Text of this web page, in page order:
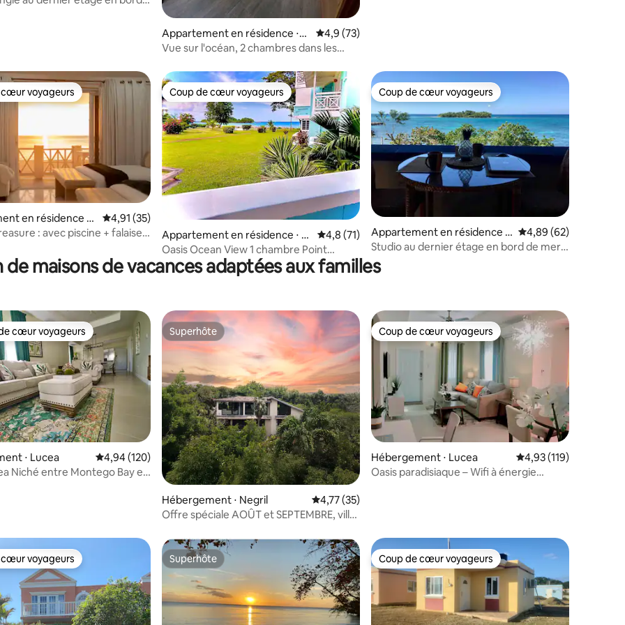
Appartement en résidence ⋅
West End
Évaluation moyenne sur la base de 73 commentaires : 4,9 sur 5
4,9 (73)
Vue sur l'océan, 2 chambres dans les
la base de 88 commentaires : 4,91 sur 5
cœur voyageurs
voyageurs
en résidence ⋅
Évaluation moyenne sur la base de 35 commentaires : 4,91 sur 5
4,91 (35)
: avec piscine + falaises
Coup de cœur voyageurs
Coup de cœur voyageurs
Appartement en résidence ⋅ N
egril
Évaluation moyenne sur la base de 71 commentaires : 4,8 sur 5
4,8 (71)
Oasis Ocean View 1 chambre Point
Village Negril
Coup de cœur voyageurs
Coup de cœur voyageurs
Appartement en résidence ⋅
Negril
Évaluation moyenne
4,89 (62)
Studio au dernier étage en bord de mer -
Vue imprenable
de maisons de vacances adaptées aux familles
la base de 80 commentaires : 4,83 sur 5
cœur voyageurs les plus appréciés
cœur voyageurs
⋅ Lucea Évaluation moyenne sur la base de 120 commentaires : 4,94 sur 5
4,94 (120)
Niché entre Montego Bay et
Superhôte
Superhôte
Hébergement ⋅ Negril Évaluation moyenne sur la base de 35 commentaires : 4,77 sur 5
4,77 (35)
Offre spéciale AOÛT et SEPTEMBRE, villa
Coup de cœur voyageurs
Coup de cœur voyageurs
Hébergement ⋅ Lucea Évaluation moyenne
4,93 (119)
Oasis paradisiaque – Wifi à énergie
voyageurs
voyageurs Superhôte
Superhôte Coup de cœur voyageurs
Coup de cœur voyageurs